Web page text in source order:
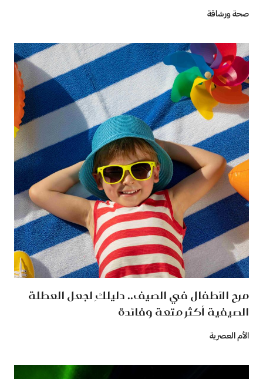
صحة ورشاقة
مرح الأطفال في الصيف.. دليلكِ لجعل العطلة
الصيفية أكثر متعة وفائدة
الأم العصرية